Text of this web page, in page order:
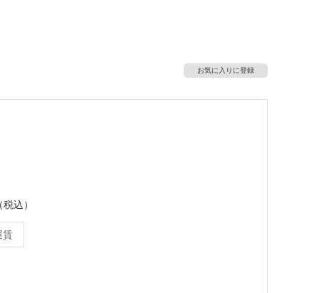
お気に入りに登録
込）
賃